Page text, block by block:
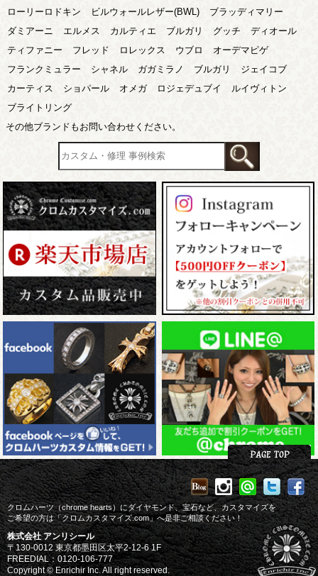
ローリーロドキン
ビルウォールレザー(BWL)
ブラッディマリー
ダミアーニ
エルメス カルティエ ブルガリ グッチ
ディオール
ティファニー
フレッド ロレックス ウブロ
オーデマピゲ
フランクミュラー
シャネル ガガミラノ ブルガリ
ジェイコブ
カーティス
ショパール オメガ ロジェデュブイ
ルイヴィトン
ブライトリング
その他ブランドもお問い合わせください。
クロムハーツ（chrome hearts）にダイヤモンド、宝石など、カスタマイズを
ご希望の方は「クロムカスタマイズ.com」へ是非ご相談ください！
株式会社 アンリシール
〒130-0012 東京都墨田区太平2-12-6 1F
FREEDIAL：0120-106-777
Copyright © Enrichir Inc. All right reserved.